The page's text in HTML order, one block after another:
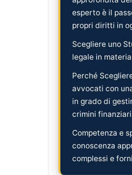
esperto è il
propri diritti in
Scegliere uno
legale in
Perché
avvocati con
in grado di
crimini
Competenza e
conoscenza
complessi e